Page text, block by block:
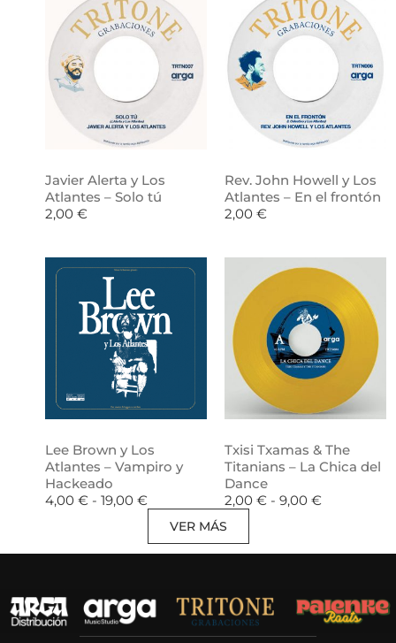
Javier Alerta y Los
Atlantes – Solo tú
2,00 €
Rev. John Howell y Los
Atlantes – En el frontón
2,00 €
Lee Brown y Los
Atlantes – Vampiro y
Hackeado
4,00 € - 19,00 €
Txisi Txamas & The
Titanians – La Chica del
Dance
2,00 € - 9,00 €
VER MÁS